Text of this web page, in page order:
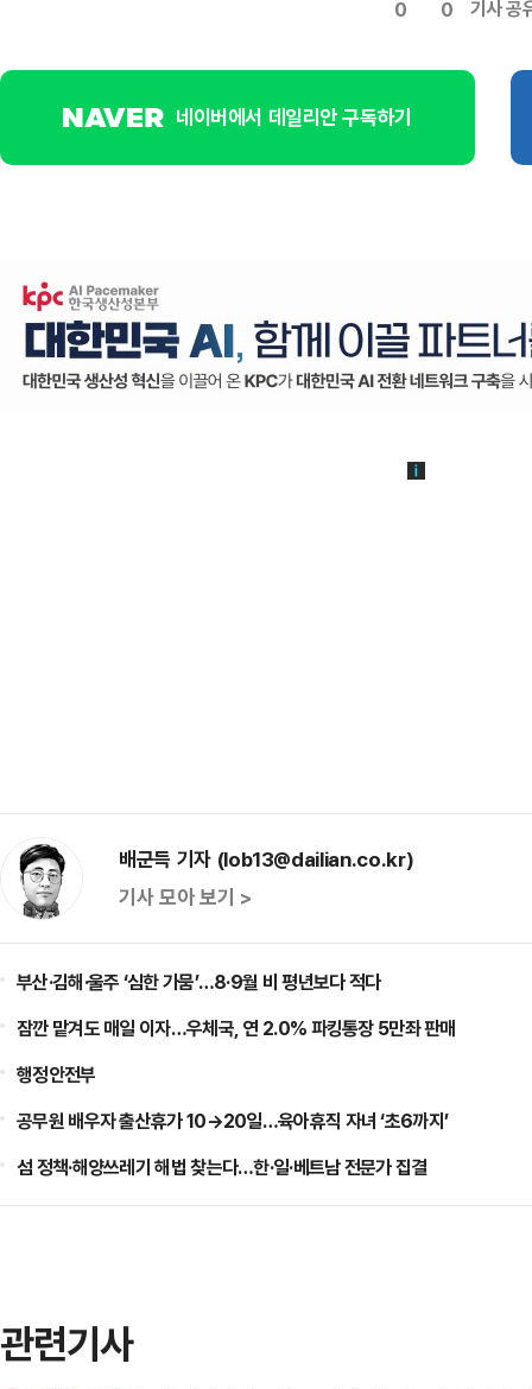
0 0 기사 공
네이버에서 데일리안 구독하기
배군득 기자 (lob13@dailian.co.kr)
기사 모아 보기 >
부산·김해·울주 ‘심한 가뭄’…8·9월 비 평년보다 적다
잠깐 맡겨도 매일 이자…우체국, 연 2.0% 파킹통장 5만좌 판매
행정안전부
공무원 배우자 출산휴가 10→20일…육아휴직 자녀 ‘초6까지’
섬 정책·해양쓰레기 해법 찾는다…한·일·베트남 전문가 집결
관련기사